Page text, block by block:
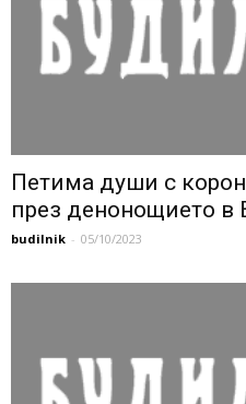
Петима души с
през денонощието в
budilnik - 05/10/2023